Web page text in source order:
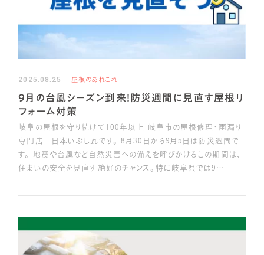
2025.08.25 屋根のあれこれ
9月の台風シーズン到来！防災週間に見直す屋根リ
フォーム対策
岐阜の屋根を守り続けて100年以上 岐阜市の屋根修理・雨漏り
専門店 日本いぶし瓦です。 8月30日から9月5日は防災週間で
す。 地震や台風など自然災害への備えを呼びかけるこの期間は、
住まいの安全を見直す絶好のチャンス。特に岐阜県では9…